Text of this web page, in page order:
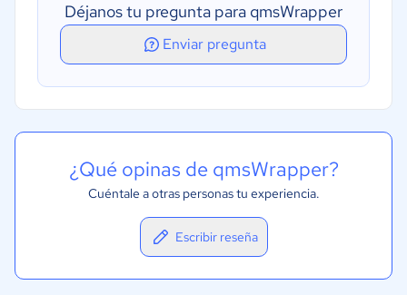
Déjanos tu pregunta para qmsWrapper
Enviar pregunta
¿Qué opinas de qmsWrapper?
Cuéntale a otras personas tu experiencia.
Escribir reseña